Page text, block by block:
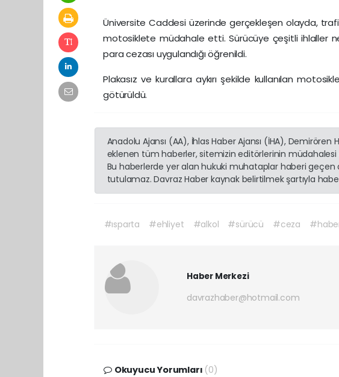
Üniversite Caddesi üzerinde gerçekleşen olayda,
motosiklete müdahale etti. Sürücüye çeşitli ihlaller
para cezası uygulandığı öğrenildi.
Plakasız ve kurallara aykırı şekilde kullanılan
götürüldü.
Anadolu Ajansı (AA), İhlas Haber Ajansı (İHA),
eklenen tüm haberler, sitemizin editörlerinin
Bu haberlerde yer alan hukuki muhataplar haberi
tutulamaz. Davraz Haber kaynak belirtilmek şartıyla
#ısparta #ehliyet #alkol #sürücü #ceza
Haber Merkezi
davrazhaber@hotmail.com
Okuyucu Yorumları (0)